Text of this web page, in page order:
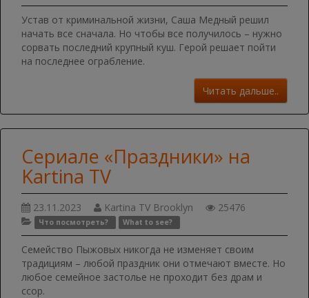
Устав от криминальной жизни, Саша Медный решил
начать все сначала. Но чтобы все получилось – нужно
сорвать последний крупный куш. Герой решает пойти
на последнее ограбление.
Читать дальше..
Сериале «Праздники» на
Kartina TV
23.11.2023 Kartina TV Brooklyn 25476
Что посмотреть? What to see?
Семейство Пыжовых никогда не изменяет своим
традициям – любой праздник они отмечают вместе. Но
любое семейное застолье не проходит без драм и
ссор.